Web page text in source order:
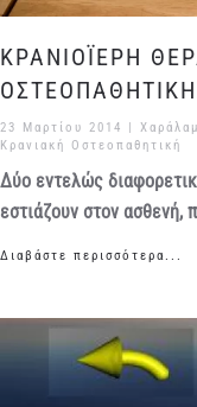
ΚΡΑΝΙΟΪΕΡΗ
23 Μαρτίου 2014
|
Κρανιακή Οστεοπαθητική
Δύο εντελώς
εστιάζουν στον ασθενή,
Διαβάστε περισσότερα...